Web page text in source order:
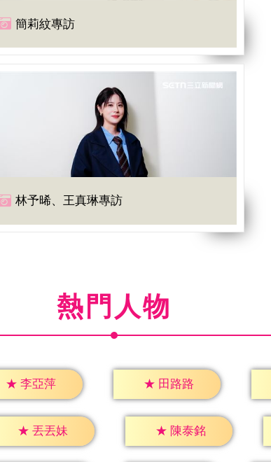
簡莉紋專訪
林予晞、王真琳專訪
熱門人物
★ 李亞萍 ★ 田路路
★ 丟丟妹 ★ 陳泰銘